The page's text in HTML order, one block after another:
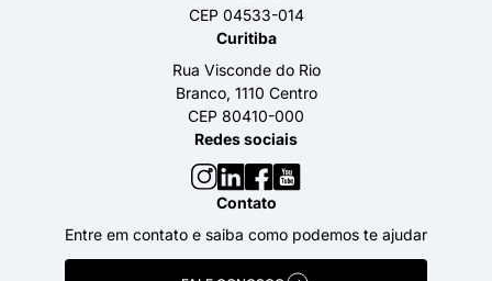
CEP 04533-014
Curitiba
Rua Visconde do Rio
Branco, 1110 Centro
CEP 80410-000
Redes sociais
Contato
Entre em contato e saiba como podemos te ajudar